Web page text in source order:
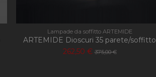
Lampade da soffitto ARTEMIDE
ARTEMIDE Dioscuri 35 parete/soffitto
262,50 € 375,00 €